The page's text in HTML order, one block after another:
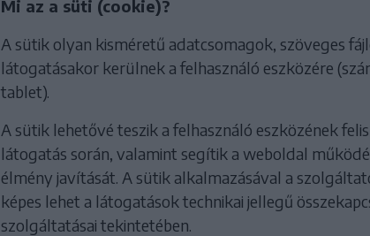
Mi az a süti (cookie)?
A sütik olyan kisméretű adatcsomagok, szöveges
látogatásakor kerülnek a felhasználó eszközére
tablet).
A sütik lehetővé teszik a felhasználó eszközének
látogatás során, valamint segítik a weboldal
élmény javítását. A sütik alkalmazásával a
képes lehet a látogatások technikai jellegű
szolgáltatásai tekintetében.